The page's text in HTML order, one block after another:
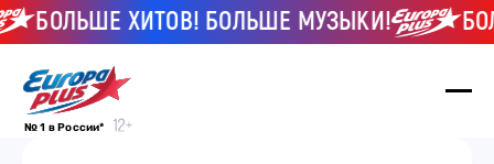
БОЛЬШЕ ХИТОВ! БОЛЬШЕ МУЗЫКИ!
№ 1 в России*